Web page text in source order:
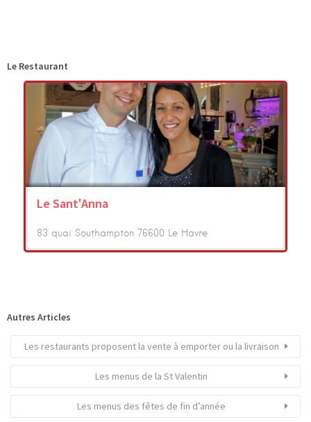
Le Restaurant
Le Sant'Anna
83 quai Southampton 76600 Le Havre
Autres Articles
Les restaurants proposent la vente à emporter ou la livraison
Les menus de la St Valentin
Les menus des fêtes de fin d’année